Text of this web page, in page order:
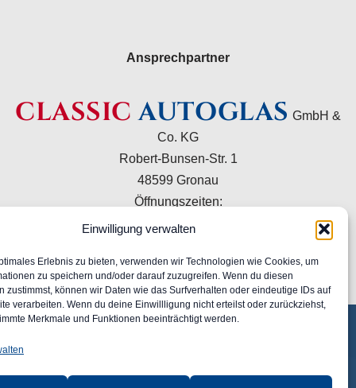
Einwilligung verwalten
Erlebnis zu bieten, verwenden wir Technologien wie Cookies, um
zu speichern und/oder darauf zuzugreifen. Wenn du diesen
zustimmst, können wir Daten wie das Surfverhalten oder eindeutige IDs auf
verarbeiten. Wenn du deine Einwillligung nicht erteilst oder zurückziehst,
Merkmale und Funktionen beeinträchtigt werden.
Ansprechpartner
CLASSIC AUTOGLAS GmbH &
Co. KG
Robert-Bunsen-Str. 1
48599 Gronau
Öffnungszeiten:
Mo–Do 09:00–16:00 Uhr
+49 2562 9949120
info@classic-autoglas.de